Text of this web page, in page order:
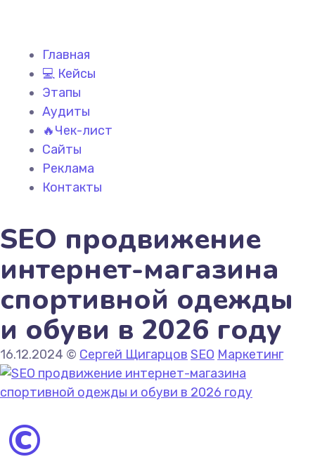
Главная
💻 Кейсы
Этапы
Аудиты
🔥Чек-лист
Сайты
Реклама
Контакты
SEO продвижение
интернет-магазина
спортивной одежды
и обуви в 2026 году
16.12.2024 © Сергей Щигарцов SEO Маркетинг
©